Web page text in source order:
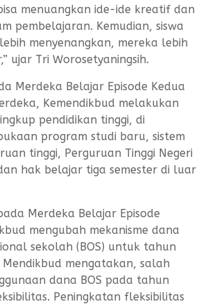
menuangkan ide-ide kreatif dan
pembelajaran. Kemudian, siswa
menyenangkan, mereka lebih
ujar Tri Worosetyaningsih.
Merdeka Belajar Episode Kedua
Kemendikbud melakukan
pendidikan tinggi, di
program studi baru, sistem
tinggi, Perguruan Tinggi Negeri
hak belajar tiga semester di luar
Merdeka Belajar Episode
mengubah mekanisme dana
sekolah (BOS) untuk tahun
mengatakan, salah
dana BOS pada tahun
Peningkatan fleksibilitas